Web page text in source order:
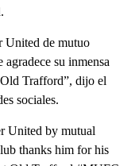
United de mutuo
su inmensa
Trafford”, dijo el
sociales.
United by mutual
thanks him for his